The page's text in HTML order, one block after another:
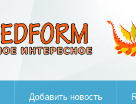
Добавить новость